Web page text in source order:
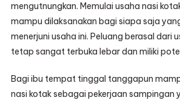
mengutnungkan. Memulai usaha nasi
mampu dilaksanakan bagi siapa saja
menerjuni usaha ini. Peluang berasal dari
tetap sangat terbuka lebar dan miliki
Bagi ibu tempat tinggal tanggapun
nasi kotak sebagai pekerjaan sampingan